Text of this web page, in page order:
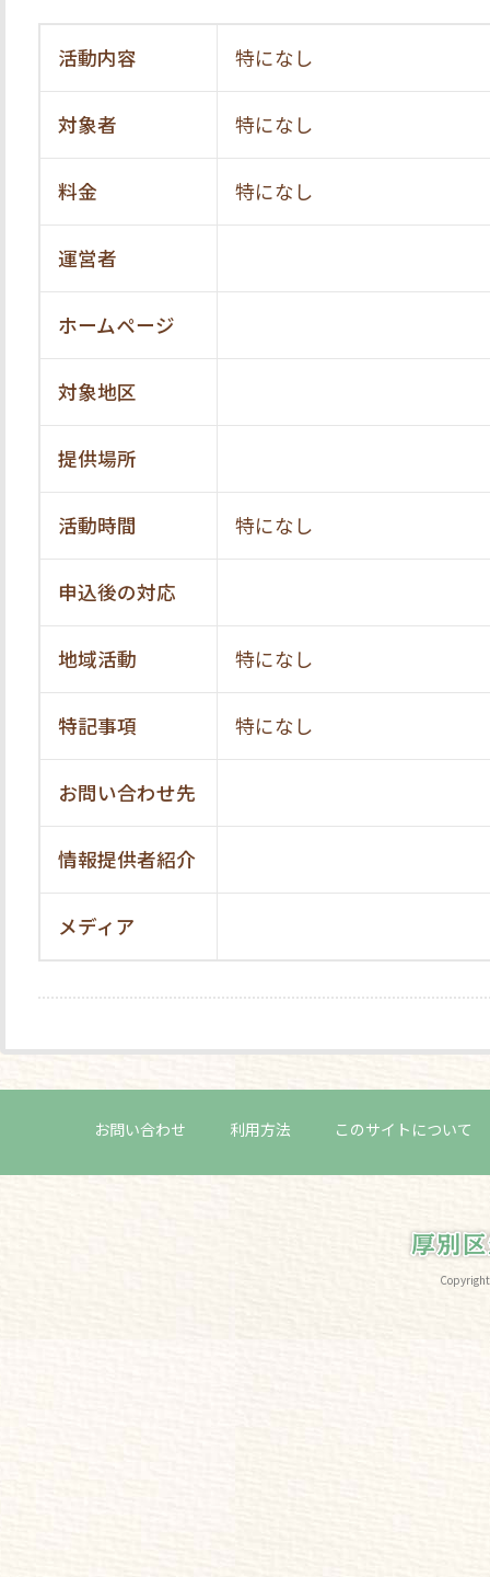
活動内容 特になし
対象者 特になし
料金 特になし
運営者
ホームページ
対象地区
提供場所
活動時間 特になし
申込後の対応
地域活動 特になし
特記事項 特になし
お問い合わせ先
情報提供者紹介
メディア
お問い合わせ 利用方法 このサイトについて